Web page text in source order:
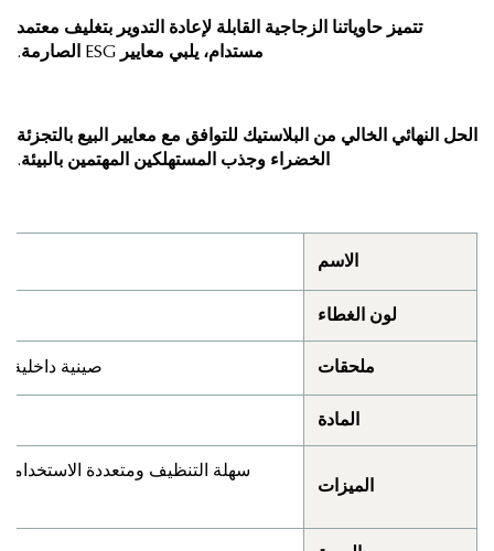
تتميز حاوياتنا الزجاجية القابلة لإعادة التدوير بتغليف معتمد
مستدام، يلبي معايير ESG الصارمة.
النهائي الخالي من البلاستيك للتوافق مع معايير البيع بالتجزئة
الخضراء وجذب المستهلكين المهتمين بالبيئة.
الاسم
لون الغطاء
ملحقات صينية داخلية
المادة
الميزات
سهلة التنظيف ومتعددة